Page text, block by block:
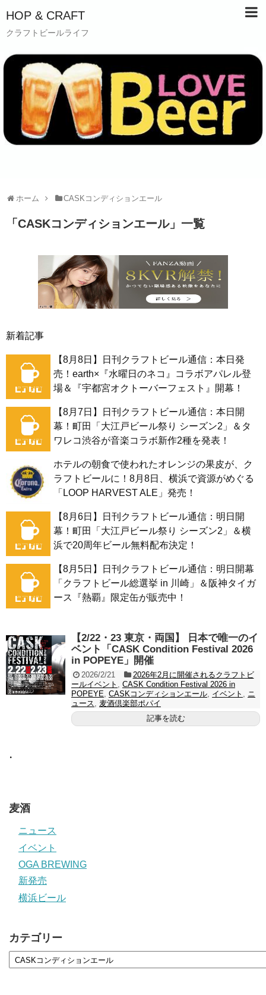
HOP & CRAFT
クラフトビールライフ
ホーム CASKコンディションエール
「 CASKコンディションエール」 一覧
新着記事
【8月8日】日刊クラフトビール通信：本日発
売！earth×『水曜日のネコ』コラボアパレル登
場＆『宇都宮オクトーバーフェスト』開幕！
【8月7日】日刊クラフトビール通信：本日開
幕！町田「大江戸ビール祭り シーズン2」＆タ
ワレコ渋谷が音楽コラボ新作2種を発表！
ホテルの朝食で使われたオレンジの果皮が、ク
ラフトビールに！8月8日、横浜で資源がめぐる
「LOOP HARVEST ALE」発売！
【8月6日】日刊クラフトビール通信：明日開
幕！町田「大江戸ビール祭り シーズン2」＆横
浜で20周年ビール無料配布決定！
【8月5日】日刊クラフトビール通信：明日開幕
「クラフトビール総選挙 in 川崎」＆阪神タイガ
ース『熱覇』限定缶が販売中！
【2/22・23 東京・両国】 日本で唯一のイ
ベント「CASK Condition Festival 2026
in POPEYE」開催
2026/2/21
2026年2月に開催されるクラフトビ
ールイベント , CASK Condition Festival 2026 in
POPEYE, CASKコンディションエール, イベント , ニ
ュース, 麦酒倶楽部ポパイ
記事を読む
・
麦酒
ニュース
イベント
OGA BREWING
新発売
横浜ビール
カテゴリー